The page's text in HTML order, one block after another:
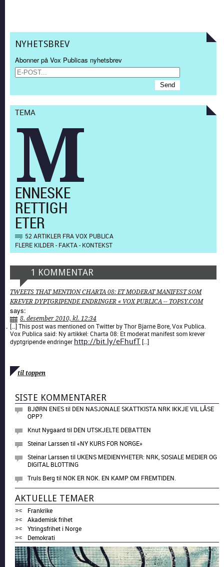
NYHETSBREV
Abonner på Vox Publicas nyhetsbrev
TEMA
M
ENNESKE
RETTIGH
ETER
52 ARTIKLER FRA VOX PUBLICA
FLERE KILDER - FAKTA - KONTEKST
1 KOMMENTAR
TWEETS THAT MENTION CHARTA 08: ET MODERAT MANIFEST SOM
KREVER DYPTGRIPENDE ENDRINGER « VOX PUBLICA -- TOPSY.COM
says:
8. desember 2010, kl. 12:34
[…] This post was men­tioned on Twit­ter by Thor Bjarne Bore, Vox Pub­li­ca.
Vox Pub­li­ca said: Ny artikkel: Char­ta 08: Et mod­er­at man­i­fest som krev­er
dypt­gripende endringer http://bit.ly/eFhufT[…]
til toppen
SISTE KOMMENTARER
BJØRN ENEStil DEN NASJONALE SKATTKISTA NRK IKKJE VIL LÅSE
OPP?
Knut Nygaard til DEN UTSKJELTE DEBATTEN
Steinar Larssen til«NY KURS FOR NORGE»
Steinar Larssen tilUKENS MEDIENYHETER: NRK, SOSIALE MEDIER OG
DIGITAL BLOTTING
Truls Berg til NOK ER NOK. EN KAMP OM FREMTIDEN.
AKTUELLE TEMAER
Frankrike
Akademisk frihet
Ytringsfrihet i Norge
Demokrati